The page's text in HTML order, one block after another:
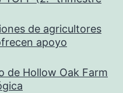
de agricultores
apoyo
de Hollow Oak Farm